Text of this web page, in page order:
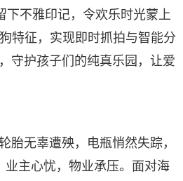
下不雅印记，令欢乐时光蒙上
特征，实现即时抓拍与智能分
守护孩子们的纯真乐园，让爱
无辜遭殃，电瓶悄然失踪，
主心忧，物业承压。面对海